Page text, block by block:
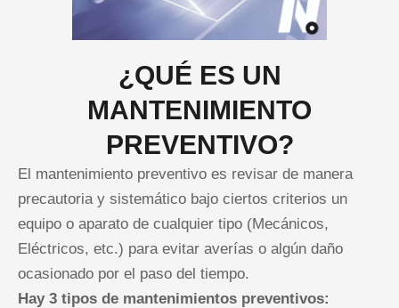
¿QUÉ ES UN
MANTENIMIENTO
PREVENTIVO?
El mantenimiento preventivo es revisar de manera
precautoria y sistemático bajo ciertos criterios un
equipo o aparato de cualquier tipo (Mecánicos,
Eléctricos, etc.) para evitar averías o algún daño
ocasionado por el paso del tiempo.
Hay 3 tipos de mantenimientos preventivos: